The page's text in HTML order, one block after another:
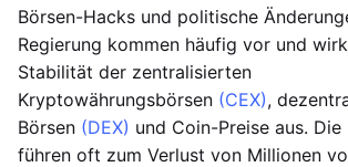
Börsen-Hacks und politische
Regierung kommen häufig vor und
Stabilität der zentralisierten
Kryptowährungsbörsen (CEX),
Börsen (DEX) und Coin-Preise aus.
führen oft zum Verlust von Millionen